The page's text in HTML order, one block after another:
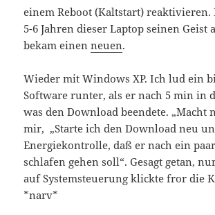
einem Reboot (Kaltstart) reaktivieren.
5-6 Jahren dieser Laptop seinen Geist
bekam einenneuen.
Wieder mit Windows XP. Ich lud ein
Software runter, als er nach 5 min in
was den Download beendete. „Macht
mir, „Starte ich den Download neu
Energiekontrolle, daß er nach ein
schlafen gehen soll“. Gesagt getan,
auf Systemsteuerung klickte fror die
*narv*